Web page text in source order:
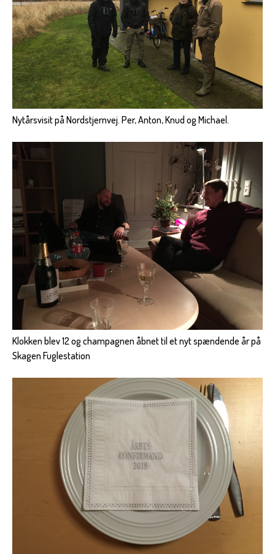
Nytårsvisit på Nordstjernvej. Per, Anton, Knud og Michael.
Klokken blev 12 og champagnen åbnet til et nyt spændende år på
Skagen Fuglestation